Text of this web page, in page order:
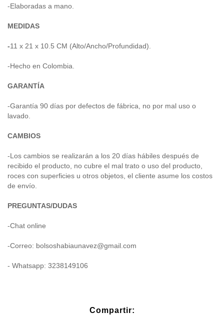
-Elaboradas a mano.
MEDIDAS
-11 x 21 x 10.5 CM (Alto/Ancho/Profundidad).
-Hecho en Colombia.
GARANTÍA
-Garantía 90 días por defectos de fábrica, no por mal uso o
lavado.
CAMBIOS
-Los cambios se realizarán a los 20 días hábiles después de
recibido el producto, no cubre el mal trato o uso del producto,
roces con superficies u otros objetos, el cliente asume los costos
de envío.
PREGUNTAS/DUDAS
-Chat online
-Correo: bolsoshabiaunavez@gmail.com
- Whatsapp: 3238149106
Compartir: